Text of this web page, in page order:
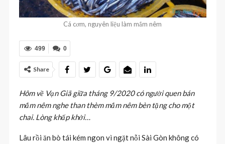
Cá cơm, nguyên liệu làm mắm nêm
0
499
Share
Hôm về Vạn Giã giữa tháng 9/2020 có người quen bán
mắm nêm nghe than thèm mắm nêm bèn tặng cho một
chai. Lòng khấp khởi…
Lâu rồi ăn bò tái kém ngon vì ngặt nỗi Sài Gòn không có